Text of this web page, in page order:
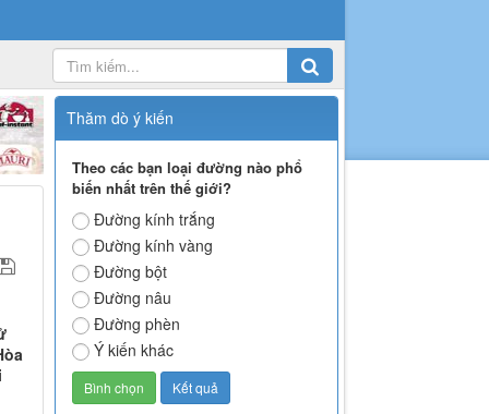
Thăm dò ý kiến
Theo các bạn loại đường nào phổ
biến nhất trên thế giới?
Đường kính trắng
Đường kính vàng
Đường bột
Đường nâu
Đường phèn
Ý kiến khác